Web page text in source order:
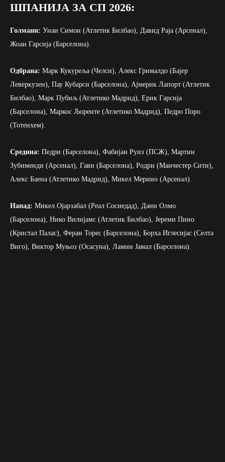
ШПАНИЈА ЗА СП 2026:
Голмани: Унаи Симон (Атлетик Билбао), Давид Раја (Арсенал),
Жоан Гарсија (Барселона).
Одбрана: Марк Кукуреља (Челси), Алекс Грималдо (Бајер
Леверкузен), Пау Кубарси (Барселона), Ајмерик Лапорт (Атлетик
Билбао), Марк Пубиљ (Атлетико Мадрид), Ерик Гарсија
(Барселона), Маркос Љоренте (Атлетико Мадрид), Педро Поро
(Тотенхем).
Средина: Педри (Барселона), Фабијан Руиз (ПСЖ), Мартин
Зубименди (Арсенал), Гави (Барселона), Родри (Манчестер Сити),
Алекс Баена (Атлетико Мадрид), Микел Мерино (Арсенал).
Напад: Микел Ојарзабал (Реал Сосиедад), Дани Олмо
(Барселона), Нико Вилијамс (Атлетик Билбао), Јереми Пино
(Кристал Палас), Феран Торес (Барселона), Борха Иглесијас (Селта
Виго), Виктор Муњоз (Осасуна), Ламин Јамал (Барселона).